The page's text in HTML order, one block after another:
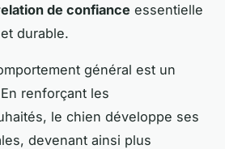
de confiance essentielle
durable.
général est un
renforçant les
le chien développe ses
devenant ainsi plus